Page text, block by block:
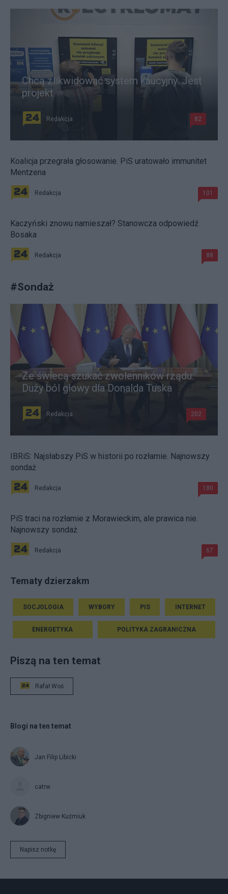
Chcą zlikwidować system kaucyjny. Jest
projekt
Redakcja 82
Koalicja przegrała głosowanie. PiS uratowało immunitet
Mentzena
Redakcja 101
Kaczyński znowu namieszał? Stanowcza odpowiedź
Bosaka
Redakcja 88
#Sondaż
Ze świecą szukać zwolenników rządu.
Duży ból głowy dla Donalda Tuska
Redakcja 202
IBRiS: Najsłabszy PiS w historii po rozłamie. Najnowszy
sondaż
Redakcja 180
PiS traci na rozłamie z Morawieckim, ale prawica nie.
Najnowszy sondaż
Redakcja 67
Tematy dzierzakm
SOCJOLOGIA WYBORY PIS INTERNET
ENERGETYKA POLITYKA ZAGRANICZNA
Piszą na ten temat
Rafał Woś
Blogi na ten temat
Jan Filip Libicki
catrw
Zbigniew Kuźmiuk
Napisz notkę